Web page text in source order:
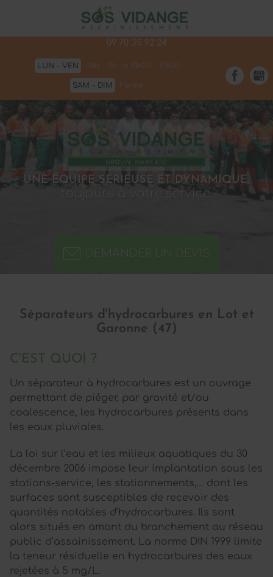
896 route de saint étienne de Fougères
47110 SAINTE-LIVRADE-SUR-LOT
09 70 35 92 24
LUN - VEN 08h - 12h et 13h30 - 17h30
SAM - DIM Fermé
UNE ÉQUIPE SÉRIEUSE ET DYNAMIQUE,
toujours à votre service.
DEMANDER UN DEVIS
Séparateurs d'hydrocarbures en Lot et
Garonne (47)
C'EST QUOI ?
Un séparateur à hydrocarbures est un ouvrage
permettant de piéger, par gravité et/ou
coalescence, les hydrocarbures présents dans
les eaux pluviales.
La loi sur l’eau et les milieux aquatiques du 30
décembre 2006 impose leur implantation sous les
stations-service, les stationnements,… dont les
surfaces sont susceptibles de recevoir des
quantités notables d’hydrocarbures. Ils sont
alors situés en amont du branchement au réseau
public d’assainissement. La norme DIN 1999 limite
la teneur résiduelle en hydrocarbures des eaux
rejetées à 5 mg/L.